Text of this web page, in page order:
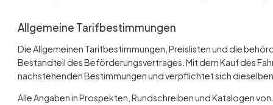
Allgemeine Tarifbestimmungen
Die Allgemeinen Tarifbestimmungen, Preislisten und die
Bestandteil des Beförderungsvertrages. Mit dem Kauf des
nachstehenden Bestimmungen und verpflichtet sich
Alle Angaben in Prospekten, Rundschreiben und Katalogen